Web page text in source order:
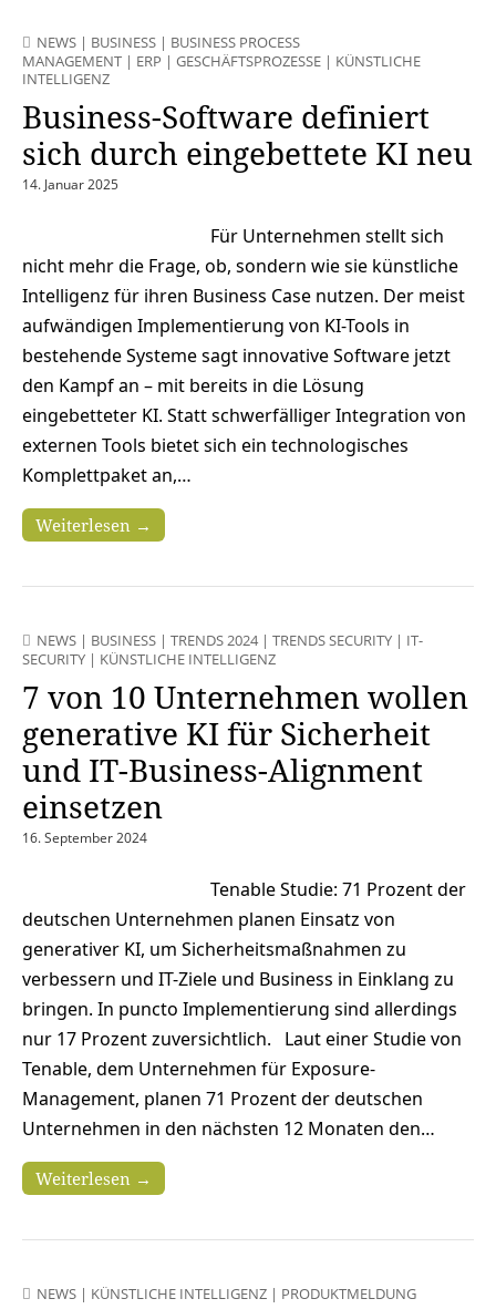
NEWS | BUSINESS | BUSINESS PROCESS
MANAGEMENT | ERP | GESCHÄFTSPROZESSE | KÜNSTLICHE
INTELLIGENZ
Business-Software definiert
sich durch eingebettete KI neu
14. Januar 2025
Für Unternehmen stellt sich
nicht mehr die Frage, ob, sondern wie sie künstliche
Intelligenz für ihren Business Case nutzen. Der meist
aufwändigen Implementierung von KI-Tools in
bestehende Systeme sagt innovative Software jetzt
den Kampf an – mit bereits in die Lösung
eingebetteter KI. Statt schwerfälliger Integration von
externen Tools bietet sich ein technologisches
Komplettpaket an,…
Weiterlesen →
NEWS | BUSINESS | TRENDS 2024| TRENDS SECURITY | IT-
SECURITY | KÜNSTLICHE INTELLIGENZ
7 von 10 Unternehmen wollen
generative KI für Sicherheit
und IT-Business-Alignment
einsetzen
16. September 2024
Tenable Studie: 71 Prozent der
deutschen Unternehmen planen Einsatz von
generativer KI, um Sicherheitsmaßnahmen zu
verbessern und IT-Ziele und Business in Einklang zu
bringen. In puncto Implementierung sind allerdings
nur 17 Prozent zuversichtlich. Laut einer Studie von
Tenable, dem Unternehmen für Exposure-
Management, planen 71 Prozent der deutschen
Unternehmen in den nächsten 12 Monaten den…
Weiterlesen →
NEWS | KÜNSTLICHE INTELLIGENZ | PRODUKTMELDUNG